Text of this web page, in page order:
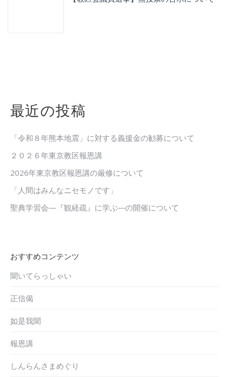
最近の投稿
「令和８年熊本地震」に対する義援金の勧募について
２０２６年東京教区報恩講
2026年東京教区報恩講の厳修について
「人間はみんなニセモノです」
聖典学習会―『観経疏』に学ぶ―の開催について
おすすめコンテンツ
聞いてらっしゃい
正信偈
如是我聞
報恩講
しんらんさまめぐり